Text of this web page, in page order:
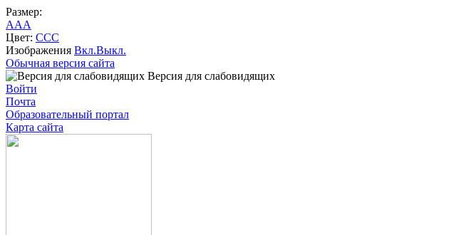
Размер:
AAA
Цвет: CCC
Изображения Вкл.Выкл.
Обычная версия сайта
Версия для слабовидящих
Войти
Почта
Образовательный портал
Карта сайта